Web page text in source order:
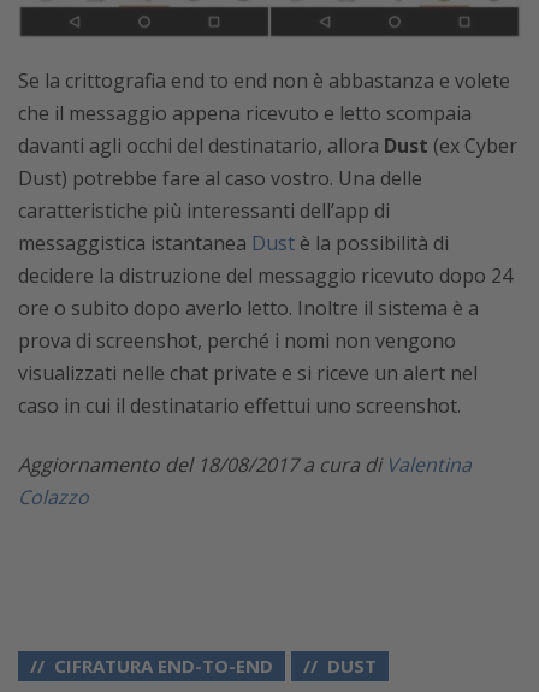
Se la crittografia end to end non è abbastanza e volete
che il messaggio appena ricevuto e letto scompaia
davanti agli occhi del destinatario, allora Dust (ex Cyber
Dust) potrebbe fare al caso vostro. Una delle
caratteristiche più interessanti dell’app di
messaggistica istantanea Dust è la possibilità di
decidere la distruzione del messaggio ricevuto dopo 24
ore o subito dopo averlo letto. Inoltre il sistema è a
prova di screenshot, perché i nomi non vengono
visualizzati nelle chat private e si riceve un alert nel
caso in cui il destinatario effettui uno screenshot.
Aggiornamento del 18/08/2017 a cura di Valentina
Colazzo
CIFRATURA END-TO-END
DUST